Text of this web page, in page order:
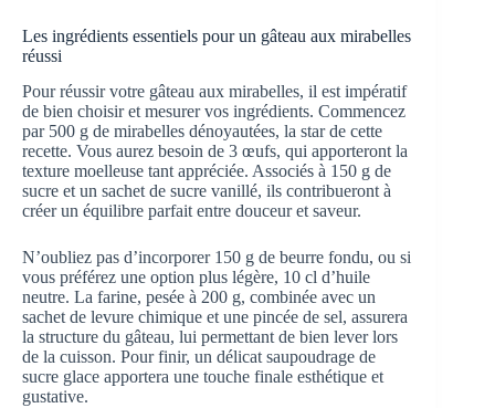
Les ingrédients essentiels pour un gâteau aux mirabelles
réussi
Pour réussir votre gâteau aux mirabelles, il est impératif
de bien choisir et mesurer vos ingrédients. Commencez
par 500 g de mirabelles dénoyautées, la star de cette
recette. Vous aurez besoin de 3 œufs, qui apporteront la
texture moelleuse tant appréciée. Associés à 150 g de
sucre et un sachet de sucre vanillé, ils contribueront à
créer un équilibre parfait entre douceur et saveur.
N’oubliez pas d’incorporer 150 g de beurre fondu, ou si
vous préférez une option plus légère, 10 cl d’huile
neutre. La farine, pesée à 200 g, combinée avec un
sachet de levure chimique et une pincée de sel, assurera
la structure du gâteau, lui permettant de bien lever lors
de la cuisson. Pour finir, un délicat saupoudrage de
sucre glace apportera une touche finale esthétique et
gustative.